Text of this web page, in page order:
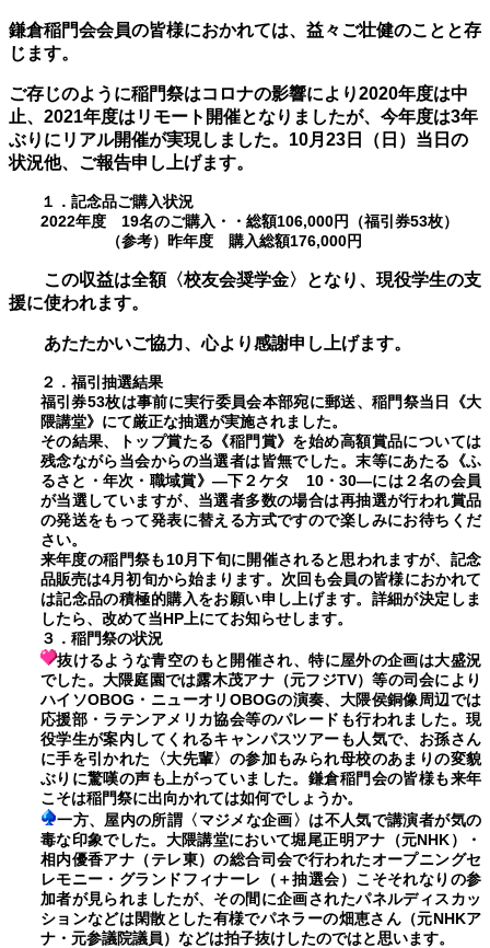
鎌倉稲門会会員の皆様におかれては、益々ご壮健のことと存
じます。
ご存じのように稲門祭はコロナの影響により2020年度は中
止、 2021年度はリモート開催となりましたが、今年度は3年
ぶりにリアル開催が実現しました。 10月 23 日（日）当日の
状況他、ご報告申し上げます。
１． 記念品ご購入状況
2022年度 19名のご購入・・総額106,000円（福引券53枚）
（参考）昨年度 購入総額176,000円
この収益は全額〈校友会奨学金〉となり、現役学生の支
援に使われます。
あたたかいご協力、心より感謝申し上げます。
２． 福引抽選結果
福引券53枚は事前に実行委員会本部宛に郵送、稲門祭当日《大
隈講堂》にて厳正な抽選が実施されました。
その結果、トップ賞たる《稲門賞》を始め高額賞品については
残念ながら当会からの当選者は皆無でした。末等にあたる《ふ
るさと・年次・職域賞》―下２ケタ 10・30―には２名の会員
が当選していますが、当選者多数の場合は再抽選が行われ賞品
の発送をもって発表に替える方式ですので楽しみにお待ちくだ
さい。
来年度の稲門祭も10月下旬に開催されると思われますが、記念
品販売は4月初旬から始まります。次回も会員の皆様におかれて
は記念品の積極的購入をお願い申し上げます。詳細が決定しま
したら、改めて当HP上にてお知らせします。
３． 稲門祭の状況
抜けるような青空のもと開催され、特に屋外の企画は大盛況
でした。大隈庭園では露木茂アナ（元フジTV）等の司会により
ハイソOBOG ・ニューオリ OBOGの演奏、大隈侯銅像周辺では
応援部・ラテンアメリカ協会等のパレードも行われました。現
役学生が案内してくれるキャンパスツアーも人気で、お孫さん
に手を引かれた〈大先輩〉の参加もみられ母校のあまりの変貌
ぶりに驚嘆の声も上がっていました。鎌倉稲門会の皆様も来年
こそは稲門祭に出向かれては如何でしょうか。
一方、屋内の所謂〈マジメな企画〉は不人気で講演者が気の
毒な印象でした。大隈講堂において堀尾正明アナ（元NHK）・
相内優香アナ（テレ東）の総合司会で行われたオープニングセ
レモニー・グランドフィナーレ（＋抽選会）こそそれなりの参
加者が見られましたが、その間に企画されたパネルディスカッ
ションなどは閑散とした有様でパネラーの畑恵さん（元NHKア
ナ・元参議院議員）などは拍子抜けしたのではと思います。